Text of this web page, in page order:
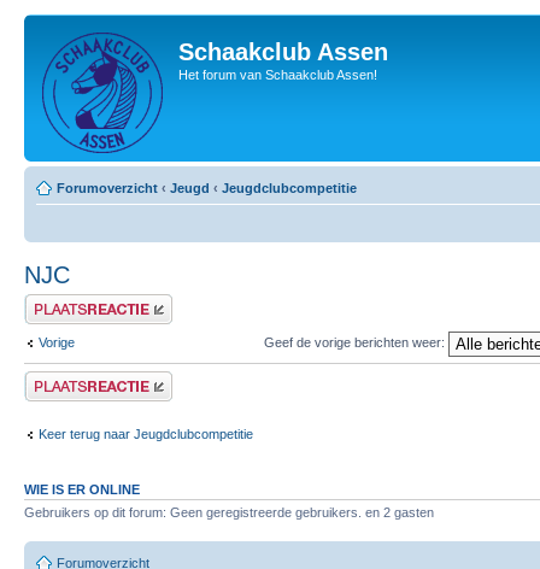
Schaakclub Assen
Het forum van Schaakclub Assen!
Forumoverzicht ‹ Jeugd ‹ Jeugdclubcompetitie
NJC
Plaats een reactie
Vorige Geef de vorige berichten weer:
Plaats een reactie
Keer terug naar Jeugdclubcompetitie
WIE IS ER ONLINE
Gebruikers op dit forum: Geen geregistreerde gebruikers. en 2 gasten
Forumoverzicht